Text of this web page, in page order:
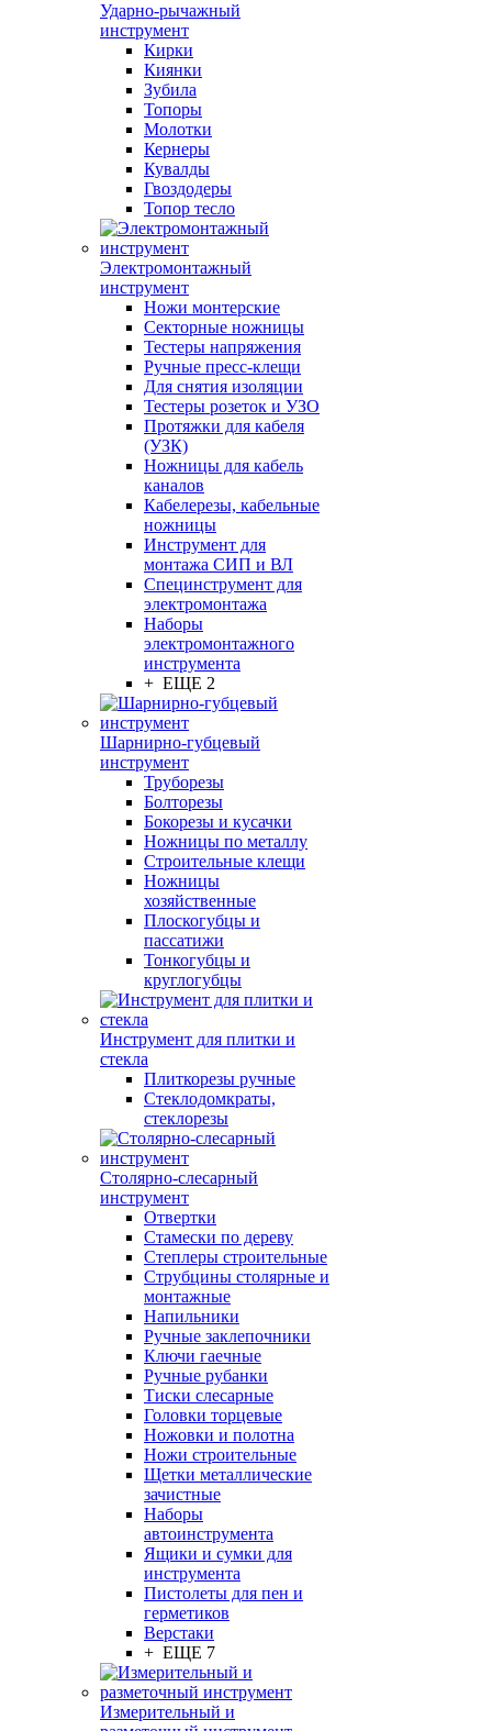
Ударно-рычажный
инструмент
Кирки
Киянки
Зубила
Топоры
Молотки
Кернеры
Кувалды
Гвоздодеры
Топор тесло
Электромонтажный
инструмент
Ножи монтерские
Секторные ножницы
Тестеры напряжения
Ручные пресс-клещи
Для снятия изоляции
Тестеры розеток и УЗО
Протяжки для кабеля
(УЗК)
Ножницы для кабель
каналов
Кабелерезы, кабельные
ножницы
Инструмент для
монтажа СИП и ВЛ
Специнструмент для
электромонтажа
Наборы
электромонтажного
инструмента
+ ЕЩЕ 2
Шарнирно-губцевый
инструмент
Труборезы
Болторезы
Бокорезы и кусачки
Ножницы по металлу
Строительные клещи
Ножницы
хозяйственные
Плоскогубцы и
пассатижи
Тонкогубцы и
круглогубцы
Инструмент для плитки и
стекла
Плиткорезы ручные
Стеклодомкраты,
стеклорезы
Столярно-слесарный
инструмент
Отвертки
Стамески по дереву
Степлеры строительные
Струбцины столярные и
монтажные
Напильники
Ручные заклепочники
Ключи гаечные
Ручные рубанки
Тиски слесарные
Головки торцевые
Ножовки и полотна
Ножи строительные
Щетки металлические
зачистные
Наборы
автоинструмента
Ящики и сумки для
инструмента
Пистолеты для пен и
герметиков
Верстаки
+ ЕЩЕ 7
Измерительный и